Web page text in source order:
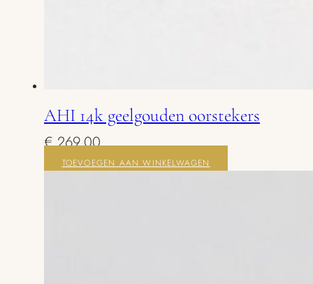
AHI 14k geelgouden oorstekers
€269,00
TOEVOEGEN AAN WINKELWAGEN